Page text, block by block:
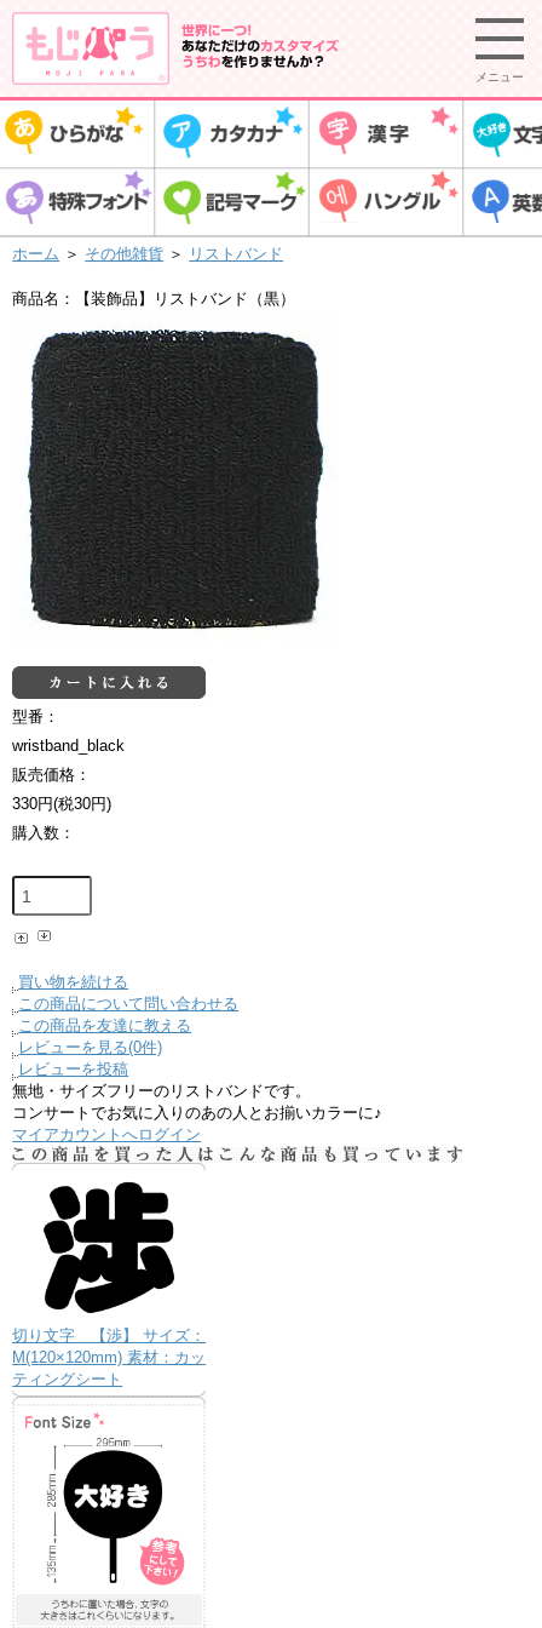
メニュー
ホーム ＞ その他雑貨 ＞ リストバンド
商品名：【装飾品】リストバンド（黒）
型番：
wristband_black
販売価格：
330円(税30円)
購入数：
買い物を続ける
この商品について問い合わせる
この商品を友達に教える
レビューを見る(0件)
レビューを投稿
無地・サイズフリーのリストバンドです。
コンサートでお気に入りのあの人とお揃いカラーに♪
マイアカウントへログイン
切り文字 【渉】 サイズ：
M(120×120mm) 素材：カッ
ティングシート